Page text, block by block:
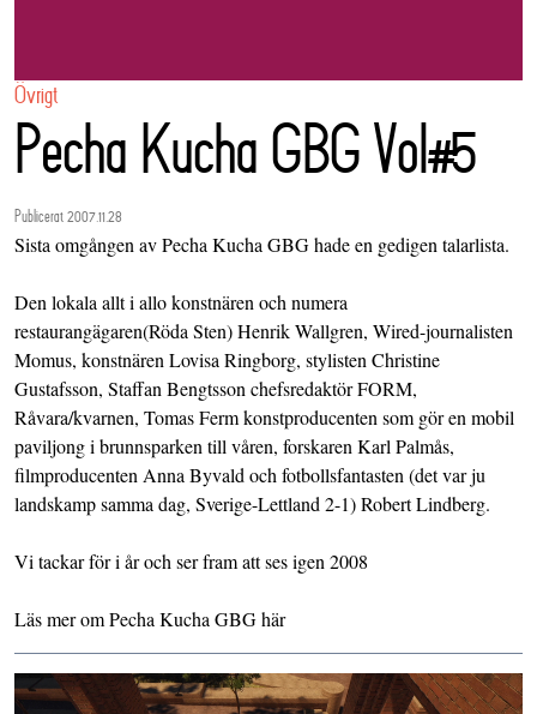
Övrigt
Pecha Kucha GBG Vol#5
Publicerat 2007.11.28
Sista omgången av Pecha Kucha GBG hade en gedigen talarlista.
Den lokala allt i allo konstnären och numera
restaurangägaren(Röda Sten)Henrik Wallgren, Wired-journalisten
Momus, konstnären Lovisa Ringborg, stylisten Christine
Gustafsson, Staffan Bengtsson chefsredaktörFORM,
Råvara/kvarnen, Tomas Fermkonstproducenten som gör en mobil
paviljong i brunnsparken till våren, forskaren Karl Palmås,
filmproducenten Anna Byvald och fotbollsfantasten (det var ju
landskamp samma dag, Sverige-Lettland 2-1)Robert Lindberg.
Vi tackar för i år och ser fram att ses igen 2008
Läs mer om Pecha Kucha GBGhär